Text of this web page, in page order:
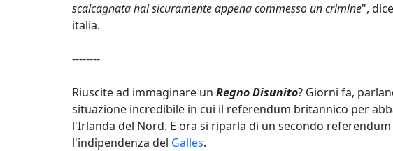
scalcagnata hai sicuramente appena commesso un crimine",
italia.
--------
Riuscite ad immaginare un Regno Disunito? Giorni fa,
situazione incredibile in cui il referendum britannico per
l'Irlanda del Nord. E ora si riparla di un secondo
l'indipendenza del Galles.